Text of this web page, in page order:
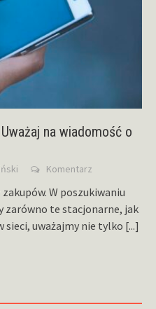
na wiadomość o
Komentarz
W poszukiwaniu
zarówno te stacjonarne, jak
sieci, uważajmy nie tylko [...]